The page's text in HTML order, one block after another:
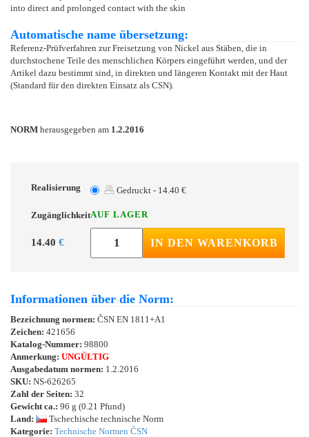
into direct and prolonged contact with the skin
Automatische name übersetzung:
Referenz-Prüfverfahren zur Freisetzung von Nickel aus Stäben, die in
durchstochene Teile des menschlichen Körpers eingeführt werden, und der
Artikel dazu bestimmt sind, in direkten und längeren Kontakt mit der Haut
(Standard für den direkten Einsatz als CSN).
NORM herausgegeben am 1.2.2016
Realisierung Gedruckt - 14.40 €
ZugänglichkeitAUF LAGER
14.40 € IN DEN WARENKORB
Informationen über die Norm:
Bezeichnung normen: ČSN EN 1811+A1
Zeichen: 421656
Katalog-Nummer: 98800
Anmerkung: UNGÜLTIG
Ausgabedatum normen: 1.2.2016
SKU: NS-626265
Zahl der Seiten: 32
Gewicht ca.: 96 g (0.21 Pfund)
Land:
Tschechische technische Norm
Kategorie: Technische Normen ČSN